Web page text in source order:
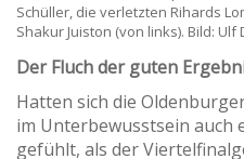
Schüller, die verletzten Rihards
Shakur Juiston (von links). Bild:
Der Fluch der guten
Hatten sich die
im Unterbewusstsein auch
gefühlt, als der